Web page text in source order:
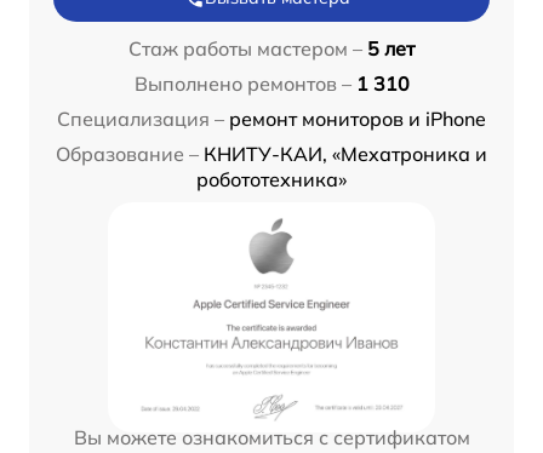
Стаж работы мастером – 5 лет
Выполнено ремонтов – 1 310
Специализация – ремонт мониторов и iPhone
Образование – КНИТУ-КАИ, «Мехатроника и
робототехника»
Вы можете ознакомиться с сертификатом